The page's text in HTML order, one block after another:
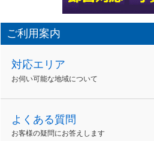
ご利用案内
対応エリア
お伺い可能な地域について
よくある質問
お客様の疑問にお答えします